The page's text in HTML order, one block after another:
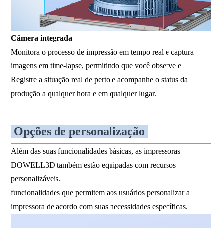
Câmera integrada
Monitora o processo de impressão em tempo real e captura
imagens em time-lapse, permitindo que você observe e
Registre a situação real de perto e acompanhe o status da
produção a qualquer hora e em qualquer lugar.
Opções de personalização
Além das suas funcionalidades básicas, as impressoras
DOWELL3D também estão equipadas com recursos
personalizáveis.
funcionalidades que permitem aos usuários personalizar a
impressora de acordo com suas necessidades específicas.